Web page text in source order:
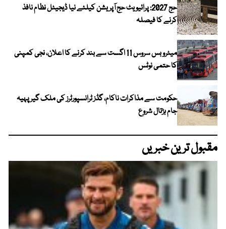
حج 2027: پرائیویٹ حج آپریشن کیلئے نیا ڈیجیٹل نظام نافذ
کرنے کا فیصلہ
میٹرو بس سروس 11 اگست سے بند کرنے کا اعلان، نجی کمپنی
کا حتمی نوٹس
حکومت سے مذاکرات ناکام، گڈز ٹرانسپورٹرز کی ملک گیر پہیہ
جام ہڑتال شروع
مقبول ترین خبریں